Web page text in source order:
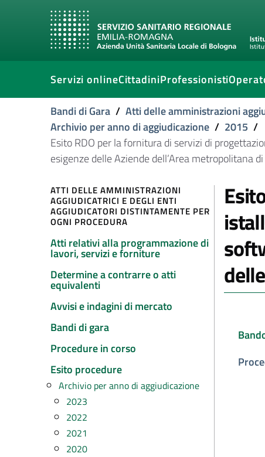
Servizi onlineCittadiniProfessionisti
Bandi di Gara / Atti delle amministrazioni
Archivio per anno di aggiudicazione / 2015 /
Esito RDO per la fornitura di servizi di
esigenze delle Aziende dell’Area metropolitana
ATTI DELLE AMMINISTRAZIONI
AGGIUDICATRICI E DEGLI ENTI
AGGIUDICATORI DISTINTAMENTE PER
OGNI PROCEDURA
Atti relativi alla programmazione di
lavori, servizi e forniture
Determine a contrarre o atti
equivalenti
Avvisi e indagini di mercato
Bandi di gara
Procedure in corso
Esito procedure
Archivio per anno di aggiudicazione
2023
2022
2021
2020